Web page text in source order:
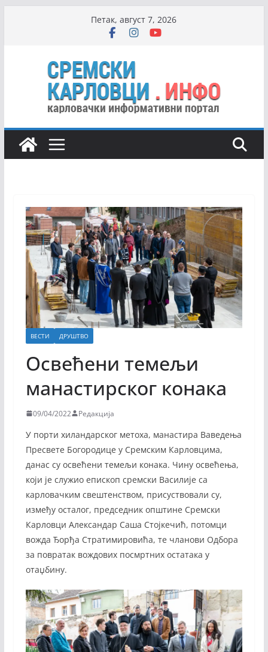
Петак, август 7, 2026
ВЕСТИ ДРУШТВО
Освећени темељи
манастирског конака
09/04/2022 Редакција
У порти хиландарског метоха, манастира Ваведења
Пресвете Богородице у Сремским Карловцима,
данас су освећени темељи конака. Чину освећења,
који је служио епископ сремски Василије са
карловачким свештенством, присуствовали су,
између осталог, председник општине Сремски
Карловци Александар Саша Стојкечић, потомци
вожда Ђорђа Стратимировића, те чланови Одбора
за повратак вождових посмртних остатака у
отаџбину.